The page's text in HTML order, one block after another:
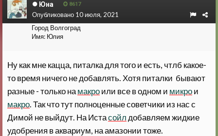
Юна 8617
Город Волгоград
Имя: Юлия
Опубликовано 10 июля, 2021
Ну как мне кацца, питалка для того и есть, чтлб какое-
то время ничего не добавлять. Хотя питалки бывают
разные - только намакроили все в одном и микрои
макро. Так что тут полноценные советчики из нас с
Димой не выйдут. На Истасойл добавляем жидкие
удобрения в аквариум, на амазонии тоже.